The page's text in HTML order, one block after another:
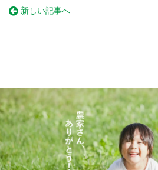
新しい記事へ